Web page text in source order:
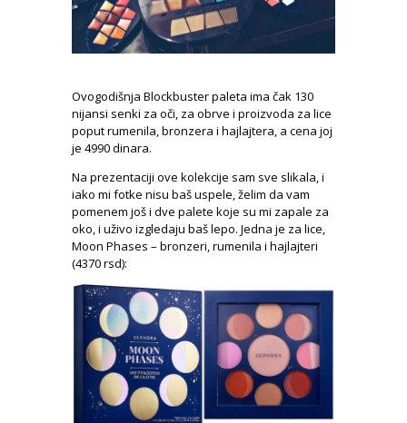
Ovogodišnja Blockbuster paleta ima čak 130
nijansi senki za oči, za obrve i proizvoda za lice
poput rumenila, bronzera i hajlajtera, a cena joj
je 4990 dinara.
Na prezentaciji ove kolekcije sam sve slikala, i
iako mi fotke nisu baš uspele, želim da vam
pomenem još i dve palete koje su mi zapale za
oko, i uživo izgledaju baš lepo. Jedna je za lice,
Moon Phases – bronzeri, rumenila i hajlajteri
(4370 rsd):